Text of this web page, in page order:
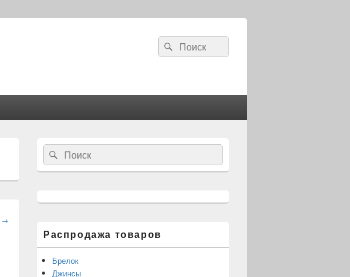
Search
for:
Search
→
Область
основной
боковой
панели
Search
for:
Search
Распродажа товаров
Брелок
Джинсы